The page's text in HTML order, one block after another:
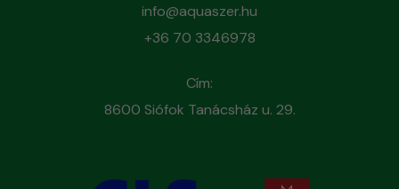
info@aquaszer.hu
+36 70 3346978
Cím:
8600 Siófok Tanácsház u. 29.